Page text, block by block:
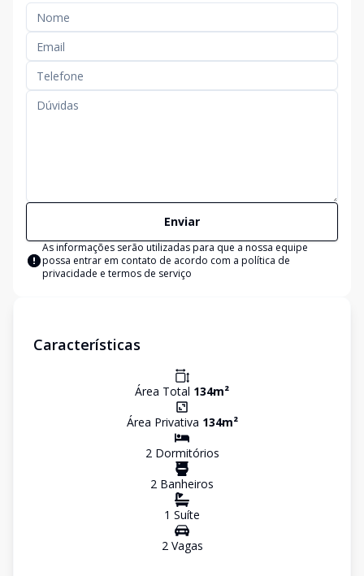
Enviar
As informações serão utilizadas para que a nossa equipe
possa entrar em contato de acordo com a política de
privacidade e termos de serviço
Características
Área Total 134m²
Área Privativa 134m²
2Dormitórios
2 Banheiros
1 Suíte
2Vagas